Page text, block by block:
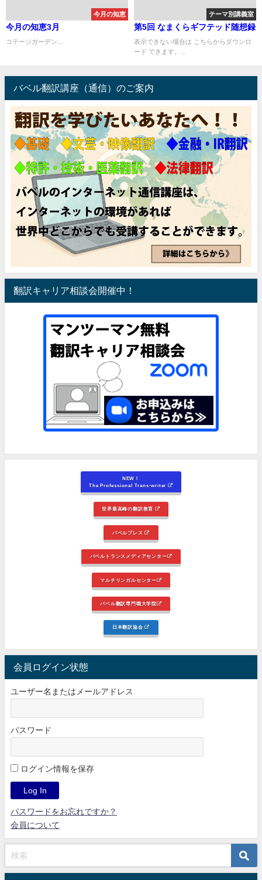
今月の知恵
今月の知恵3月
コテージガーデン...
テーマ別講義室
第5回 なまくらギフテッド随想録
表示できない場合は こちらからダウンロ
ード できます。...
バベル翻訳講座（通信）のご案内
翻訳キャリア相談会開催中！
NEW！
The Professional Trans-writer
世界最高峰の翻訳教育
バベルプレス
バベルトランスメディアセンター
マルチリンガルセンター
バベル翻訳専門職大学院
日本翻訳協会
会員ログイン状態
ユーザー名またはメールアドレス
パスワード
ログイン情報を保存
パスワードをお忘れですか？
会員について